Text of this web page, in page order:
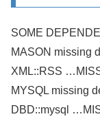
SOME
MASON missing
XML::RSS
MYSQL missing
DBD::mysql